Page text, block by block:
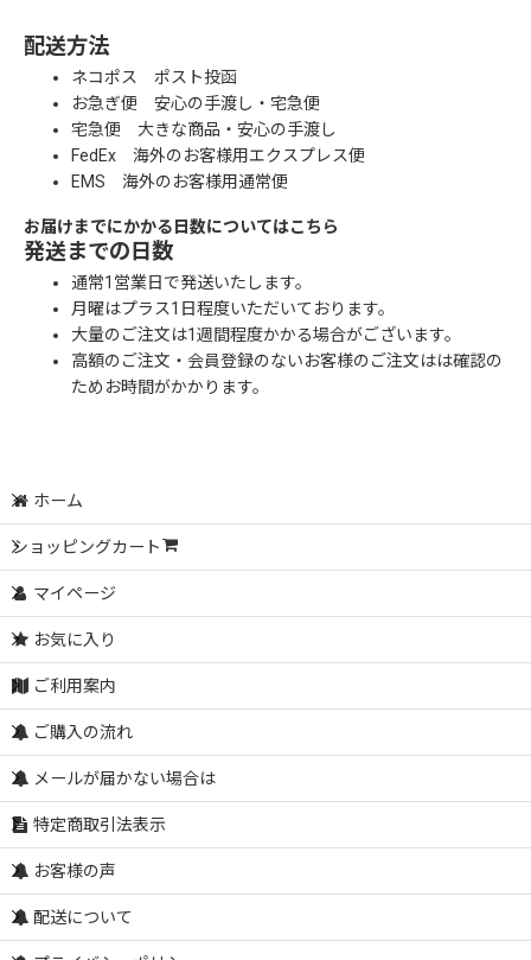
配送方法
ネコポス ポスト投函
お急ぎ便 安心の手渡し・宅急便
宅急便 大きな商品・安心の手渡し
FedEx 海外のお客様用エクスプレス便
EMS 海外のお客様用通常便
お届けまでにかかる日数についてはこちら
発送までの日数
通常1営業日で発送いたします。
月曜はプラス1日程度いただいております。
大量のご注文は1週間程度かかる場合がございます。
高額のご注文・会員登録のないお客様のご注文はは確認の
ためお時間がかかります。
ホーム
ショッピングカート
マイページ
お気に入り
ご利用案内
ご購入の流れ
メールが届かない場合は
特定商取引法表示
お客様の声
配送について